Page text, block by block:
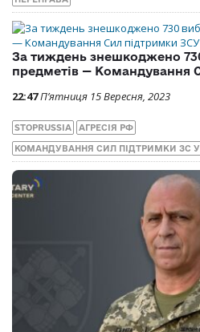
За тиждень знешкоджено
предметів — Командування
22:47П’ятниця 15 Вересня, 2023
STOPRUSSIA АГРЕСІЯ РФ
КОМАНДУВАННЯ СИЛ ПІДТРИМКИ ЗС